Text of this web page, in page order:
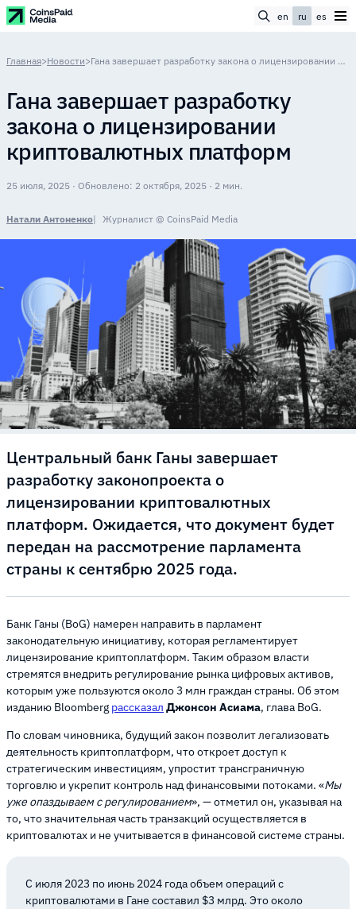
en ru es
Главная>Новости> Гана завершает разработку закона о лицензировании криптовалютных платформ
Гана завершает разработку
закона о лицензировании
криптовалютных платформ
25 июля, 2025 · Обновлено: 2 октября, 2025 · 2 мин.
Натали Антоненко Журналист @ CoinsPaid Media
Центральный банк Ганы завершает
разработку законопроекта о
лицензировании криптовалютных
платформ. Ожидается, что документ будет
передан на рассмотрение парламента
страны к сентябрю 2025 года.
Банк Ганы (BoG) намерен направить в парламент
законодательную инициативу, которая регламентирует
лицензирование криптоплатформ. Таким образом власти
стремятся внедрить регулирование рынка цифровых активов,
которым уже пользуются около 3 млн граждан страны. Об этом
изданию Bloomberg рассказал Джонсон Асиама, глава BoG.
По словам чиновника, будущий закон позволит легализовать
деятельность криптоплатформ, что откроет доступ к
стратегическим инвестициям, упростит трансграничную
торговлю и укрепит контроль над финансовыми потоками. «Мы
уже опаздываем с регулированием», — отметил он, указывая на
то, что значительная часть транзакций осуществляется в
криптовалютах и не учитывается в финансовой системе страны.
С июля 2023 по июнь 2024 года объем операций с
криптовалютами в Гане составил $3 млрд. Это около